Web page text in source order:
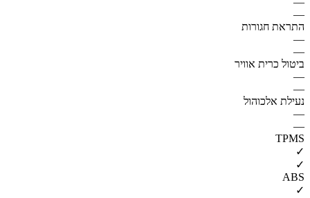
—
התראת חגורות
—
—
ביטול כרית אוויר
—
—
נעילת אלכוהול
—
—
TPMS
✓
✓
ABS
✓